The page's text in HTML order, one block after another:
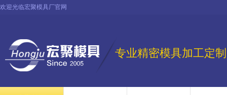
欢迎光临宏聚模具厂官网
专业精密模具加工定制